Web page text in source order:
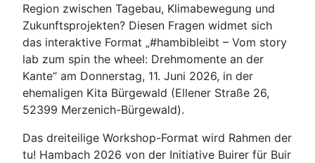
Region zwischen Tagebau, Klimabewegung und
Zukunftsprojekten? Diesen Fragen widmet sich
das interaktive Format „#hambibleibt – Vom story
lab zum spin the wheel: Drehmomente an der
Kante“ am Donnerstag, 11. Juni 2026, in der
ehemaligen Kita Bürgewald (Ellener Straße 26,
52399 Merzenich-Bürgewald).
Das dreiteilige Workshop-Format wird Rahmen der
tu! Hambach 2026 von der Initiative Buirer für Buir